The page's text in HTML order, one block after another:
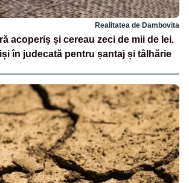
Realitatea de Dambovita
acoperiș și cereau zeci de mii de lei.
în judecată pentru șantaj și tâlhărie